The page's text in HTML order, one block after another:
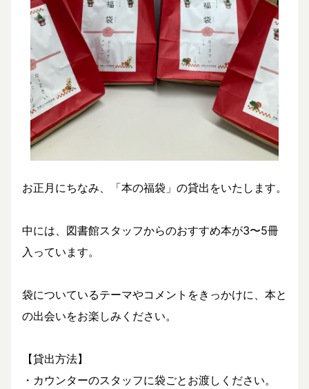
お正月にちなみ、「本の福袋」の貸出をいたします。
中には、図書館スタッフからのおすすめ本が3〜5冊
入っています。
袋についているテーマやコメントをきっかけに、本と
の出会いをお楽しみください。
【貸出方法】
・カウンターのスタッフに袋ごとお渡しください。